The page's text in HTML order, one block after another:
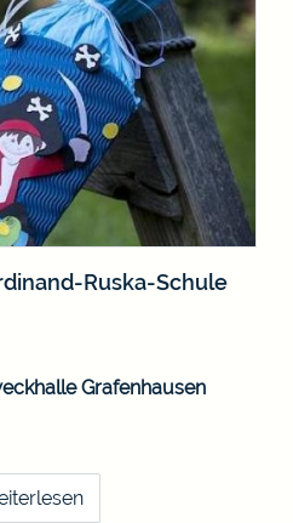
Ruska-Schule
Grafenhausen